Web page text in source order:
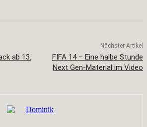
ab 13.
Nächster Artikel
FIFA 14 – Eine halbe Stunde
Next Gen-Material im Video